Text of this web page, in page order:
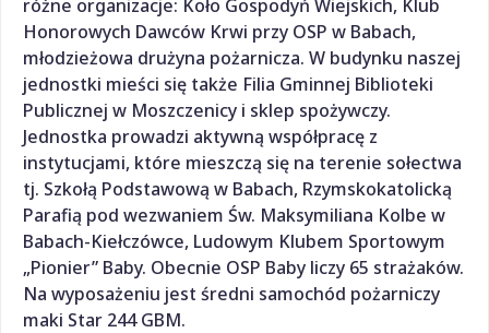
różne organizacje: Koło Gospodyń Wiejskich, Klub
Honorowych Dawców Krwi przy OSP w Babach,
młodzieżowa drużyna pożarnicza. W budynku naszej
jednostki mieści się także Filia Gminnej Biblioteki
Publicznej w Moszczenicy i sklep spożywczy.
Jednostka prowadzi aktywną współpracę z
instytucjami, które mieszczą się na terenie sołectwa
tj. Szkołą Podstawową w Babach, Rzymskokatolicką
Parafią pod wezwaniem Św. Maksymiliana Kolbe w
Babach-Kiełczówce, Ludowym Klubem Sportowym
„Pionier” Baby. Obecnie OSP Baby liczy 65 strażaków.
Na wyposażeniu jest średni samochód pożarniczy
maki Star 244 GBM.